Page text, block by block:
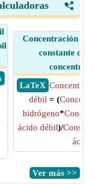
<
Concentración de
constante de
​ LaTeX
débil = (
hidrógeno*
ácido débil)/
ácido
​Ver más >>